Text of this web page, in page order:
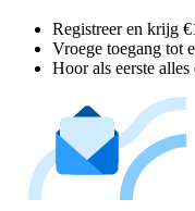
Registreer en krijg
Vroege toegang tot
Hoor als eerste